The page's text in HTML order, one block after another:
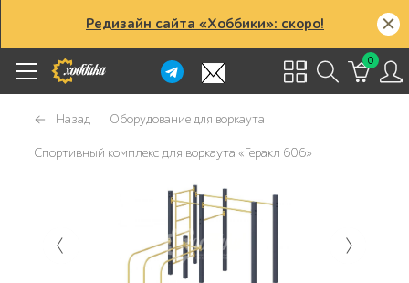
Редизайн сайта «Хоббики»: скоро!
0
Назад Оборудование для воркаута
Спортивный комплекс для воркаута «Геракл 606»